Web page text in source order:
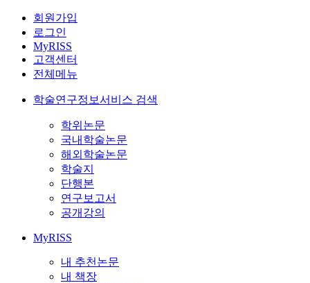
회원가입
로그인
MyRISS
고객센터
전체메뉴
학술연구정보서비스 검색
학위논문
국내학술논문
해외학술논문
학술지
단행본
연구보고서
공개강의
MyRISS
내 추천논문
내 책장